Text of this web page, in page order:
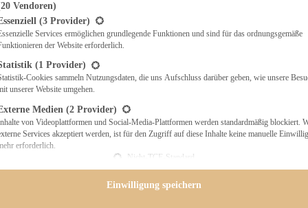
& QUICHES
Vendoren)
eine Liste der Service-Gruppen, für die eine Einwilligung erteilt werden
(3 Provider)
Services ermöglichen grundlegende Funktionen und sind für das ordnungsgemäße
der Website erforderlich.
(1 Provider)
Cookies sammeln Nutzungsdaten, die uns Aufschluss darüber geben, wie unsere
unserer Website umgehen.
Medien (2 Provider)
von Videoplattformen und Social-Media-Plattformen werden standardmäßig blockiert.
Services akzeptiert werden, ist für den Zugriff auf diese Inhalte keine manuelle
erforderlich.
Nicht-TCF-Standard
Einwilligung speichern